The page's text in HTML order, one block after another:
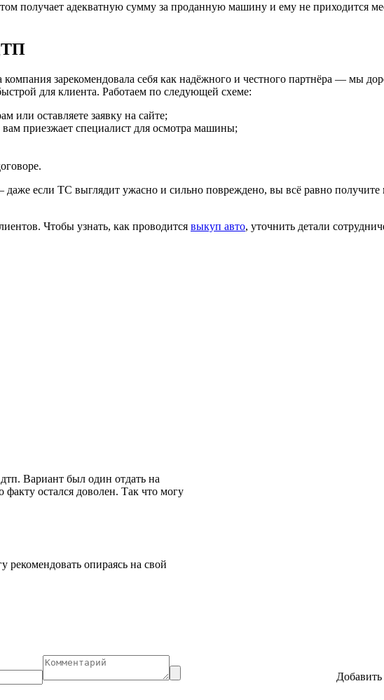
получает адекватную сумму за проданную машину и ему не приходится
зарекомендовала себя как надёжного и честного партнёра — мы
для клиента. Работаем по следующей схеме:
оставляете заявку на сайте;
приезжает специалист для осмотра машины;
если ТС выглядит ужасно и сильно повреждено, вы всё равно
Чтобы узнать, как проводится выкуп авто, уточнить детали
Вариант был один отдать на
остался доволен. Так что могу
опираясь на свой